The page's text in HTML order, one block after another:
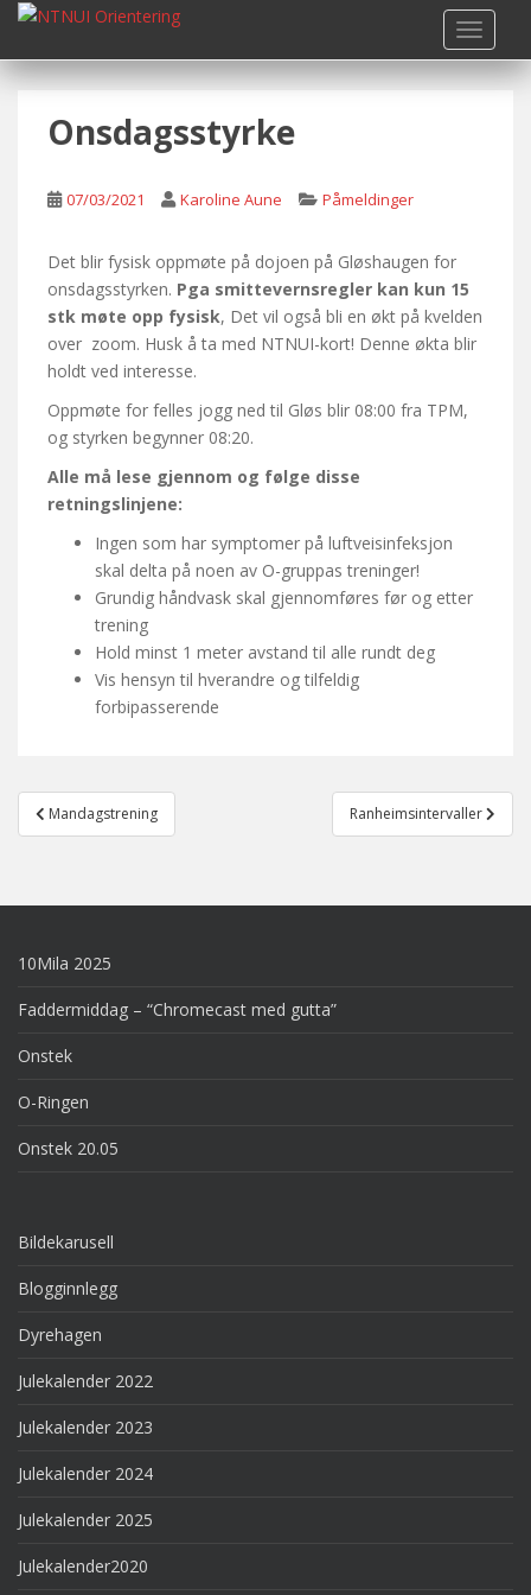
i
Onsdagsstyrke
07/03/2021 Karoline Aune Påmeldinger
Det blir fysisk oppmøte på dojoen på Gløshaugen for
onsdagsstyrken. Pga smittevernsregler kan kun 15
stk møte opp fysisk, Det vil også bli en økt på kvelden
over zoom. Husk å ta med NTNUI-kort! Denne økta blir
holdt ved interesse.
Oppmøte for felles jogg ned til Gløs blir 08:00 fra TPM,
og styrken begynner 08:20.
Alle må lese gjennom og følge disse
retningslinjene:
Ingen som har symptomer på luftveisinfeksjon
skal delta på noen av O-gruppas treninger!
Grundig håndvask skal gjennomføres før og etter
trening
Hold minst 1 meter avstand til alle rundt deg
Vis hensyn til hverandre og tilfeldig
forbipasserende
Post
navigation
Mandagstrening Ranheimsintervaller
10Mila 2025
Faddermiddag – “Chromecast med gutta”
Onstek
O-Ringen
Onstek 20.05
Bildekarusell
Blogginnlegg
Dyrehagen
Julekalender 2022
Julekalender 2023
Julekalender 2024
Julekalender 2025
Julekalender2020